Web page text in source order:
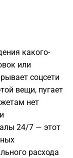
какого-
или
соцсети
вещи, пугает
нет
24/7 — этот
расхода